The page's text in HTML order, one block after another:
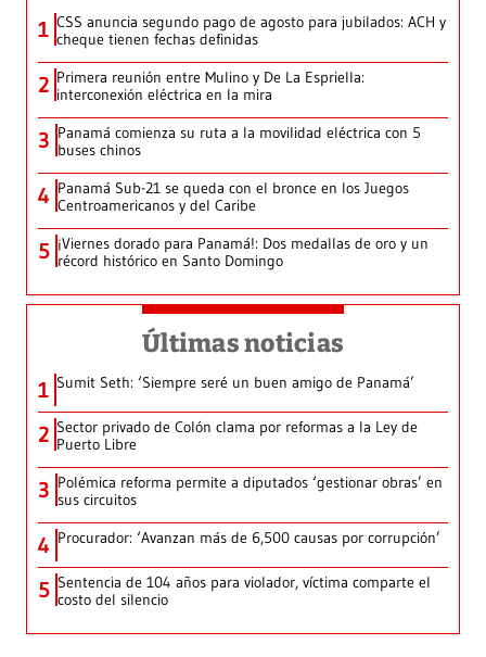
1 CSS anuncia segundo pago de agosto para jubilados: ACH y
cheque tienen fechas definidas
2 Primera reunión entre Mulino y De La Espriella:
interconexión eléctrica en la mira
3 Panamá comienza su ruta a la movilidad eléctrica con 5
buses chinos
4 Panamá Sub-21 se queda con el bronce en los Juegos
Centroamericanos y del Caribe
5 ¡Viernes dorado para Panamá!: Dos medallas de oro y un
récord histórico en Santo Domingo
Últimas noticias
1 Sumit Seth: ‘Siempre seré un buen amigo de Panamá’
2 Sector privado de Colón clama por reformas a la Ley de
Puerto Libre
3 Polémica reforma permite a diputados ‘gestionar obras’ en
sus circuitos
4 Procurador: ‘Avanzan más de 6,500 causas por corrupción’
5 Sentencia de 104 años para violador, víctima comparte el
costo del silencio